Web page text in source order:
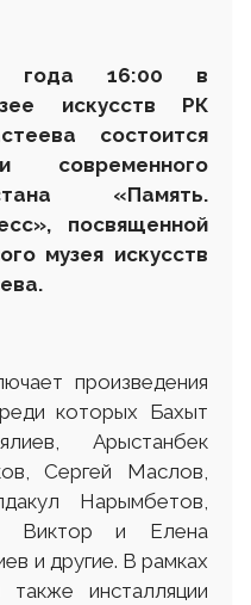
года 16:00 в
искусств РК
состоится
современного
«Память.
, посвященной
музея искусств
произведения
которых Бахыт
Арыстанбек
Сергей Маслов,
Нарымбетов,
Виктор и Елена
и другие. В рамках
также инсталляции